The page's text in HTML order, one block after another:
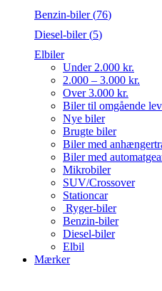
Benzin-biler (76)
Diesel-biler (5)
Elbiler
Under 2.000 kr.
2.000 – 3.000 kr.
Over 3.000 kr.
Biler til omgående
Nye biler
Brugte biler
Biler med
Biler med
Mikrobiler
SUV/Crossover
Stationcar
Ryger-biler
Benzin-biler
Diesel-biler
Elbil
Mærker